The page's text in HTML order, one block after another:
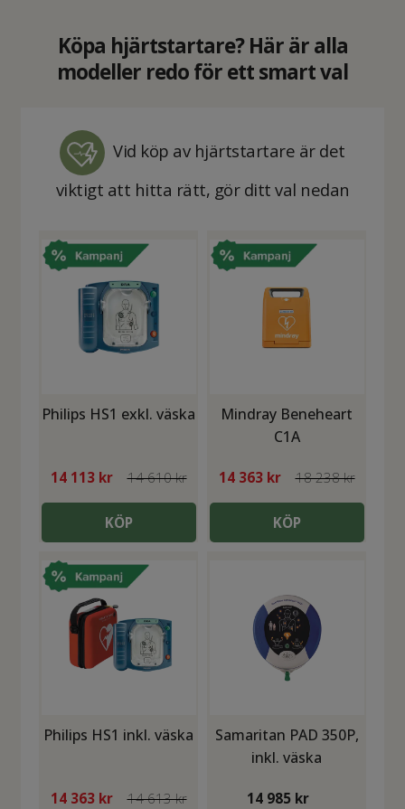
Köpa hjärtstartare? Här är alla
modeller redo för ett smart val
Vid köp av hjärtstartare är det
viktigt att hitta rätt, gör ditt val nedan
Philips HS1 exkl. väska
14 113 kr 14 610 kr
KÖP
Mindray Beneheart
C1A
14 363 kr 18 238 kr
KÖP
Philips HS1 inkl. väska
14 363 kr 14 613 kr
Samaritan PAD 350P,
inkl. väska
14 985 kr